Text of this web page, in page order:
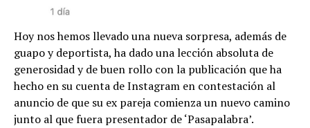
Hoy nos hemos llevado una nueva sorpresa, además de
guapo y deportista, ha dado una lección absoluta de
generosidad y de buen rollo con la publicación que ha
hecho en su cuenta de Instagram en contestación al
anuncio de que su ex pareja comienza un nuevo camino
junto al que fuera presentador de ‘Pasapalabra’.